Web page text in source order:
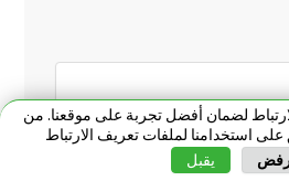
لضمان أفضل تجربة على موقعنا. من
يقبل